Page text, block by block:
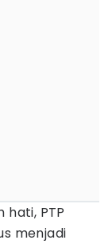
hati, PTP
menjadi